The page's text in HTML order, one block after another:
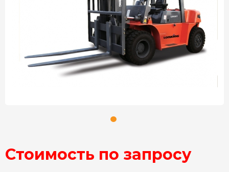
Стоимость по запросу